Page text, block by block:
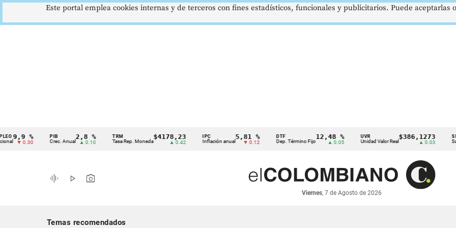
Cintillo
indicadores
económicos
%
0.30
PIB
Crec. Anual
2,8 %
▲ 0.10
TRM
Tasa Rep. Moneda
$4178,23
▲ 0.42
IPC
Inflación anual
5,81 %
▼ 0.12
DTF
Dep. Término Fijo
12,48 %
▲ 0.05
UVR
Unidad Valor Real
$386,1273 SMMLV
Salario
graphic_eq play_arrow photo_camera
Viernes, 7 de Agosto de 2026
Temas recomendados
Este portal emplea cookies internas y de terceros con fines estadísticos, funcionales y publicitarios. Puede aceptarlas